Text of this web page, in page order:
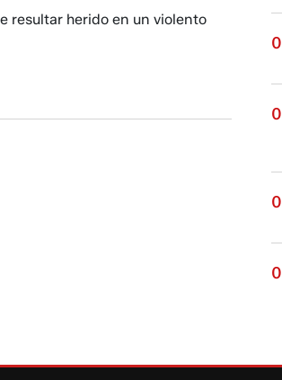
resultar herido en un violento